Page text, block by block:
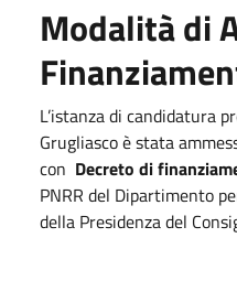
Modalità di
L’istanza di candidatura
Grugliasco è stata
con Decreto di
PNRR del Dipartimento
della Presidenza del